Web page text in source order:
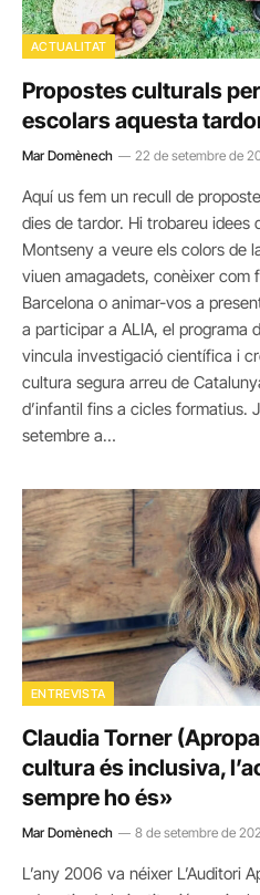
ACTUALITAT
Propostes culturals
escolars aquesta
Mar Domènech 22 de setembre de
Aquí us fem un recull de
dies de tardor. Hi trobareu idees
Montseny a veure els colors de
viuen amagadets, conèixer com
Barcelona o animar-vos a
a participar a ALIA, el programa
vincula investigació científica i
cultura segura arreu de
d’infantil fins a cicles formatius.
setembre a…
ENTREVISTA
Claudia Torner
cultura és inclusiva,
sempre ho és»
Mar Domènech 8 de setembre de
L’any 2006 va néixer L’Auditori